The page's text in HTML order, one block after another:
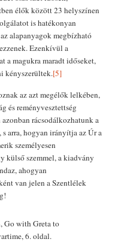
élők között 23 helyszínen
is hatékonyan
alapanyagok megbízható
Ezenkívül a
a magukra maradt időseket,
kényszerültek.[5]
az azt megélők lelkében,
és reményvesztettség
rácsodálkozhatunk a
arra, hogyan irányítja az Úr a
személyesen
külső szemmel, a kiadvány
ahogyan
van jelen a Szentlélek
Go with Greta to
6. oldal.